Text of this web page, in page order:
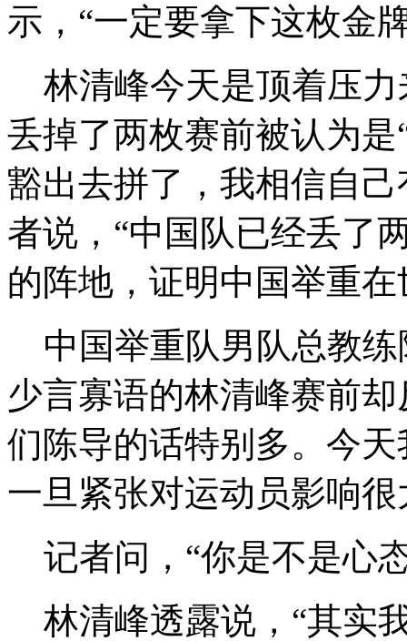
示，“一定要拿下这枚金
林清峰今天是顶着压力
丢掉了两枚赛前被认为
豁出去拼了，我相信自
者说，“中国队已经丢了
的阵地，证明中国举重
中国举重队男队总教练
少言寡语的林清峰赛前
们陈导的话特别多。今
一旦紧张对运动员影响很
记者问，“你是不是心
林清峰透露说，“其实